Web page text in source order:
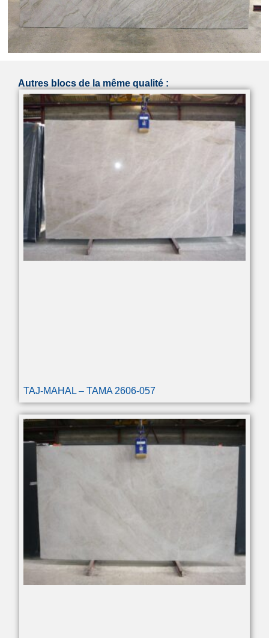
Autres blocs de la même qualité :
TAJ-MAHAL – TAMA 2606-057